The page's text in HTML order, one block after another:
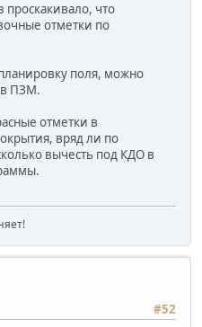
проскакивало, что
отметки по
поля, можно
в ПЗМ.
отметки в
вряд ли по
вычесть под КДО в
#52